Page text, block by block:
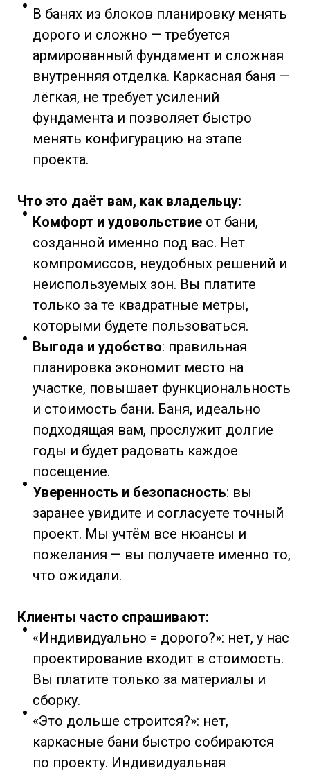
В банях из блоков планировку менять
дорого и сложно — требуется
армированный фундамент и сложная
внутренняя отделка. Каркасная баня —
лёгкая, не требует усилений
фундамента и позволяет быстро
менять конфигурацию на этапе
проекта.
Что это даёт вам, как владельцу:
Комфорт и удовольствие от бани,
созданной именно под вас. Нет
компромиссов, неудобных решений и
неиспользуемых зон. Вы платите
только за те квадратные метры,
которыми будете пользоваться.
Выгода и удобство: правильная
планировка экономит место на
участке, повышает функциональность
и стоимость бани. Баня, идеально
подходящая вам, прослужит долгие
годы и будет радовать каждое
посещение.
Уверенность и безопасность: вы
заранее увидите и согласуете точный
проект. Мы учтём все нюансы и
пожелания — вы получаете именно то,
что ожидали.
Клиенты часто спрашивают:
«Индивидуально = дорого?»: нет, у нас
проектирование входит в стоимость.
Вы платите только за материалы и
сборку.
«Это дольше строится?»: нет,
каркасные бани быстро собираются
по проекту. Индивидуальная